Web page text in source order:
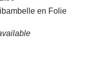
en Folie